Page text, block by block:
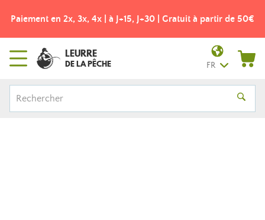
Paiement en 2x, 3x, 4x | à J+15, J+30 | Gratuit à partir de 50€
LEURRE
DE LA PÊCHE FR